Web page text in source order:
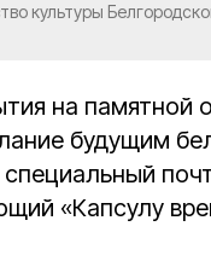
культуры
на памятной
будущим
специальный
«Капсулу